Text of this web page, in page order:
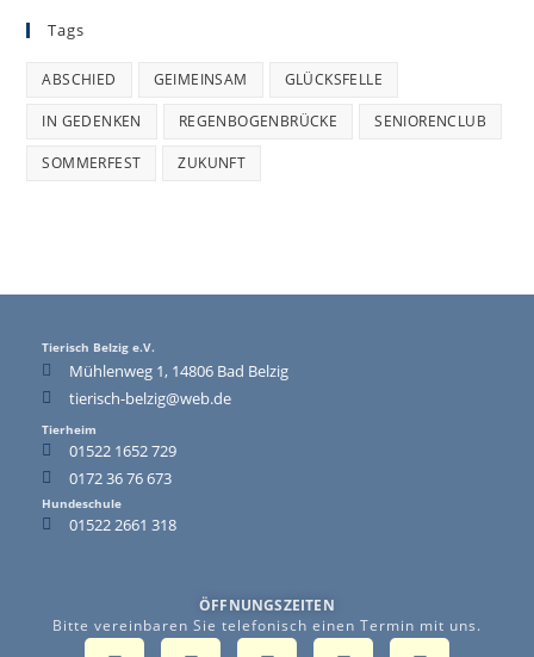
Tags
ABSCHIED GEIMEINSAM GLÜCKSFELLE
IN GEDENKEN REGENBOGENBRÜCKE SENIORENCLUB
SOMMERFEST ZUKUNFT
Tierisch Belzig e.V.
Mühlenweg 1, 14806 Bad Belzig
tierisch-belzig@web.de
Tierheim
01522 1652 729
0172 36 76 673
Hundeschule
01522 2661 318
ÖFFNUNGSZEITEN
Bitte vereinbaren Sie telefonisch einen Termin mit uns.